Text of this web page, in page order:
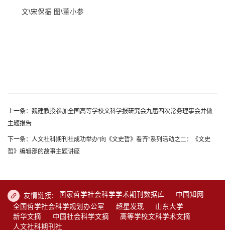
文\宋保振 图 \董小参
上一条：魏建教授参加全国高等学校文科学报研究会九届四次常务理事会并做
主题报告
下一条：人文社科期刊社成功举办“向《文史哲》看齐”系列活动之二：《文史
哲》编辑部的故事主题讲座
友情链接: 国家哲学社会科学学术期刊数据库
中国知网
全国哲学社会科学规划办公室
超星发现
山东大学
新华文摘
中国社会科学文摘
高等学校文科学术文摘
人文社科期刊社